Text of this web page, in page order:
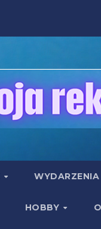
WYDARZENIA
HOBBY